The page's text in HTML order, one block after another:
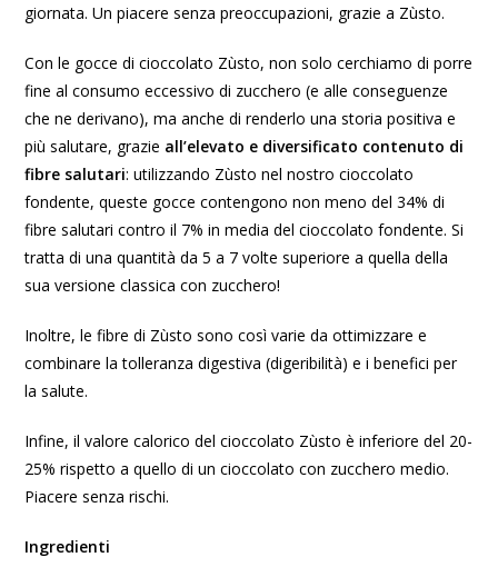
giornata. Un piacere senza preoccupazioni, grazie a Zùsto.
Con le gocce di cioccolato Zùsto, non solo cerchiamo di porre
fine al consumo eccessivo di zucchero (e alle conseguenze
che ne derivano), ma anche di renderlo una storia positiva e
più salutare, grazie all’elevato e diversificato contenuto di
fibre salutari: utilizzando Zùsto nel nostro cioccolato
fondente, queste gocce contengono non meno del 34% di
fibre salutari contro il 7% in media del cioccolato fondente. Si
tratta di una quantità da 5 a 7 volte superiore a quella della
sua versione classica con zucchero!
Inoltre, le fibre di Zùsto sono così varie da ottimizzare e
combinare la tolleranza digestiva (digeribilità) e i benefici per
la salute.
Infine, il valore calorico del cioccolato Zùsto è inferiore del 20-
25% rispetto a quello di un cioccolato con zucchero medio.
Piacere senza rischi.
Ingredienti